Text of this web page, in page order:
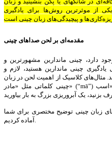
از موثرترین روش‌ها برای یادگیری
مقدمه‌ای بر لحن صداهای چینی
دارد، چینی ماندارین مشهورترین و
چینی ماندارین هستید، لازم و
بشناسید. مثال‌های کلاسیک از اهمیت لحن در زبان
چینی کلماتی مثل «مادر» (“mā”) و «اسب» (“mǎ”) است. کافی است زبانتان
زبان چینی توضیح مختصری برای شما
آماده کردیم.